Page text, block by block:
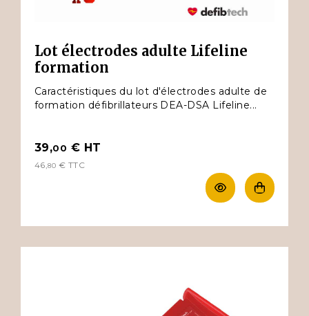
Lot électrodes adulte Lifeline
formation
Caractéristiques du lot d'électrodes adulte de
formation défibrillateurs DEA-DSA Lifeline...
39,00 € HT
46,80 € TTC